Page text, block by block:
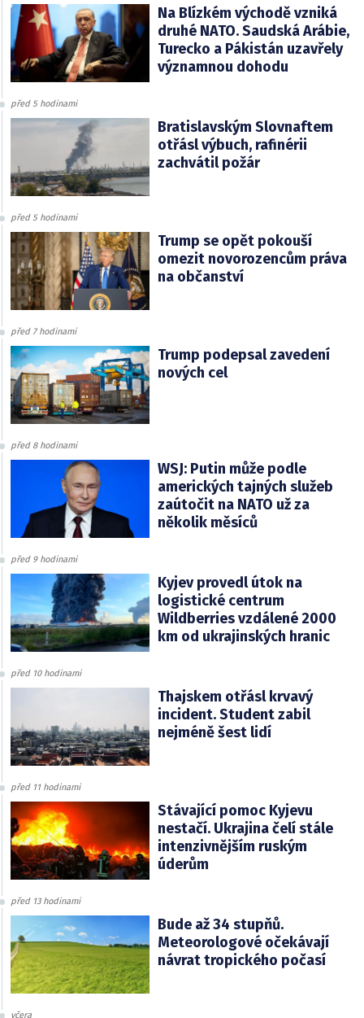
Na Blízkém východě vzniká
druhé NATO. Saudská Arábie,
Turecko a Pákistán uzavřely
významnou dohodu
před 5 hodinami
Bratislavským Slovnaftem
otřásl výbuch, rafinérii
zachvátil požár
před 5 hodinami
Trump se opět pokouší
omezit novorozencům práva
na občanství
před 7 hodinami
Trump podepsal zavedení
nových cel
před 8 hodinami
WSJ: Putin může podle
amerických tajných služeb
zaútočit na NATO už za
několik měsíců
před 9 hodinami
Kyjev provedl útok na
logistické centrum
Wildberries vzdálené 2000
km od ukrajinských hranic
před 10 hodinami
Thajskem otřásl krvavý
incident. Student zabil
nejméně šest lidí
před 11 hodinami
Stávající pomoc Kyjevu
nestačí. Ukrajina čelí stále
intenzivnějším ruským
úderům
před 13 hodinami
Bude až 34 stupňů.
Meteorologové očekávají
návrat tropického počasí
včera